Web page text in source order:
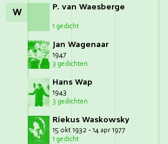
W P. van Waesberge
1 gedicht
Jan Wagenaar
1947
3 gedichten
Hans Wap
1943
3 gedichten
Riekus Waskowsky
15 okt 1932 - 14 apr 1977
1 gedicht